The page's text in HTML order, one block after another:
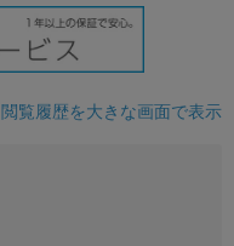
閲覧履歴を大きな画面で表示
月 まで